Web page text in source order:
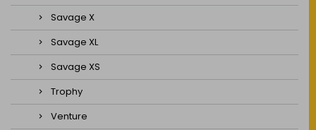
Savage X
Savage XL
Savage XS
Trophy
Venture